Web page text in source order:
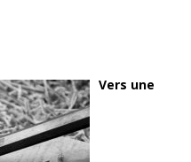
Vers une